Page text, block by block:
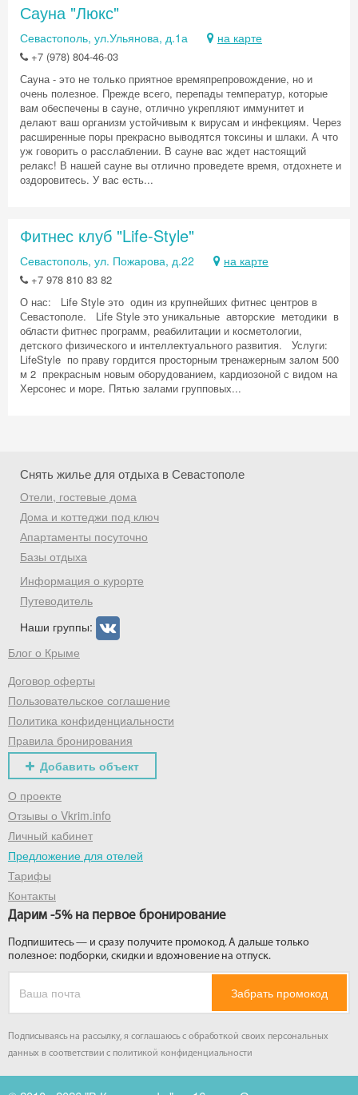
Сауна "Люкс"
Севастополь, ул.Ульянова, д.1а на карте
+7 (978) 804-46-03
Сауна - это не только приятное времяпрепровождение, но и
очень полезное. Прежде всего, перепады температур, которые
вам обеспечены в сауне, отлично укрепляют иммунитет и
делают ваш организм устойчивым к вирусам и инфекциям. Через
расширенные поры прекрасно выводятся токсины и шлаки. А что
уж говорить о расслаблении. В сауне вас ждет настоящий
релакс! В нашей сауне вы отлично проведете время, отдохнете и
оздоровитесь. У вас есть...
Фитнес клуб "Life-Style"
Севастополь, ул. Пожарова, д.22 на карте
+7 978 810 83 82
О нас: Life Style это один из крупнейших фитнес центров в
Севастополе. Life Style это уникальные авторские методики в
области фитнес программ, реабилитации и косметологии,
детского физического и интеллектуального развития. Услуги:
LifeStyle по праву гордится просторным тренажерным залом 500
м 2 прекрасным новым оборудованием, кардиозоной с видом на
Херсонес и море. Пятью залами групповых...
Снять жилье для отдыха в Севастополе
Отели, гостевые дома
Дома и коттеджи под ключ
Апартаменты посуточно
Базы отдыха
Информация о курорте
Путеводитель
Наши группы:
Блог о Крыме
Договор оферты
Пользовательское соглашение
Политика конфиденциальности
Правила бронирования
Добавить объект
О проекте
Отзывы о Vkrim.info
Личный кабинет
Предложение для отелей
Тарифы
Контакты
Дарим -5% на первое бронирование
Подпишитесь — и сразу получите промокод. А дальше только
полезное: подборки, скидки и вдохновение на отпуск.
Забрать промокод
Подписываясь на рассылку, я соглашаюсь с обработкой своих персональных
данных в соответствии с политикой конфиденциальности